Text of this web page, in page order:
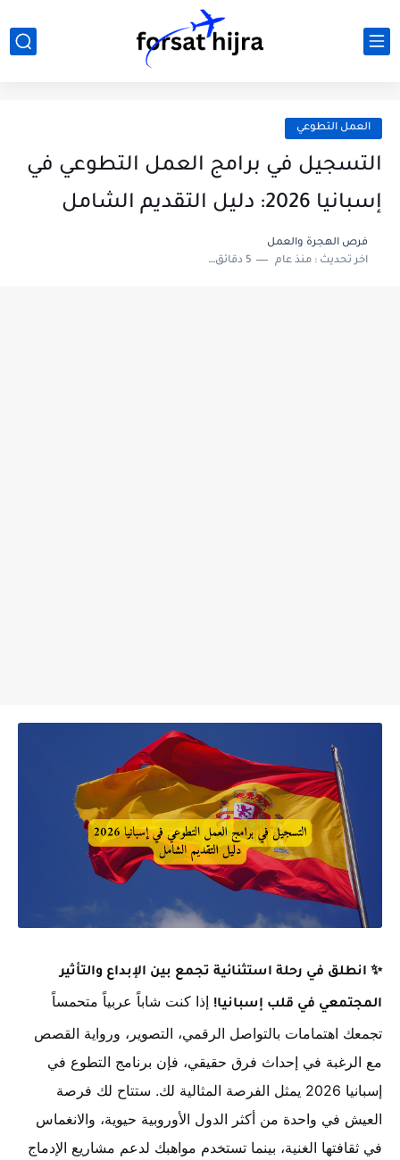
العمل التطوعي
التسجيل في برامج العمل التطوعي في
إسبانيا 2026: دليل التقديم الشامل
فرص الهجرة والعمل
اخر تحديث :منذ عام 5 دقائق للقراءة
✨ انطلق في رحلة استثنائية تجمع بين الإبداع والتأثير
المجتمعي في قلب إسبانيا! إذا كنت شاباً عربياً متحمساً
تجمعك اهتمامات بالتواصل الرقمي، التصوير، ورواية القصص
مع الرغبة في إحداث فرق حقيقي، فإن برنامج التطوع في
إسبانيا 2026 يمثل الفرصة المثالية لك. ستتاح لك فرصة
العيش في واحدة من أكثر الدول الأوروبية حيوية، والانغماس
في ثقافتها الغنية، بينما تستخدم مواهبك لدعم مشاريع الإدماج